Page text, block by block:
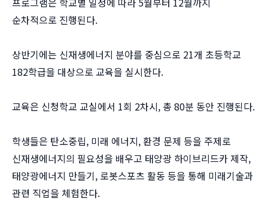
순차적으로 진행된다.
상반기에는 신재생에너지 분야를 중심으로 21개 초등학교
182학급을 대상으로 교육을 실시한다.
교육은 신청학교 교실에서 1회 2차시, 총 80분 동안 진행된다.
학생들은 탄소중립, 미래 에너지, 환경 문제 등을 주제로
신재생에너지의 필요성을 배우고 태양광 하이브리드카 제작,
태양광에너지 만들기, 로봇스포츠 활동 등을 통해 미래기술과
관련 직업을 체험한다.